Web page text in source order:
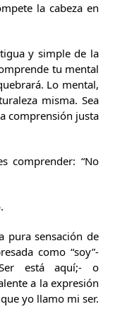
la cabeza en
y simple de la
tu mental
Lo mental,
misma. Sea
comprensión justa
comprender: “No
pura sensación de
como “soy”-
está aquí;- o
a la expresión
yo llamo mi ser.